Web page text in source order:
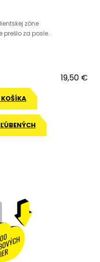
zóne
prešlo za posle..
19,50 €